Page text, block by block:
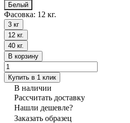
Белый
Фасовка: 12 кг.
3 кг
12 кг.
40 кг.
В корзину
Купить в 1 клик
В наличии
Рассчитать доставку
Нашли дешевле?
Заказать образец